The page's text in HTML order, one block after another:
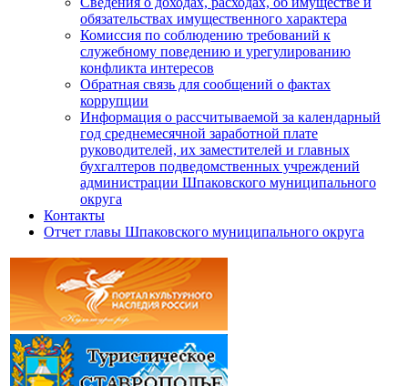
обязательствах имущественного характера
Комиссия по соблюдению требований к
служебному поведению и урегулированию
конфликта интересов
Обратная связь для сообщений о фактах
коррупции
Информация о рассчитываемой за календарный
год среднемесячной заработной плате
руководителей, их заместителей и главных
бухгалтеров подведомственных учреждений
администрации Шпаковского муниципального
округа
Контакты
Отчет главы Шпаковского муниципального округа